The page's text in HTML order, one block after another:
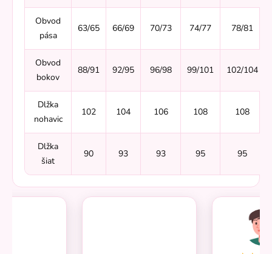
Obvod
pása
63/65 66/69 70/73 74/77 78/81
Obvod
bokov
88/91 92/95 96/98 99/101 102/104
Dlžka
nohavic
102 104 106 108 108
Dlžka
šiat
90 93 93 95 95